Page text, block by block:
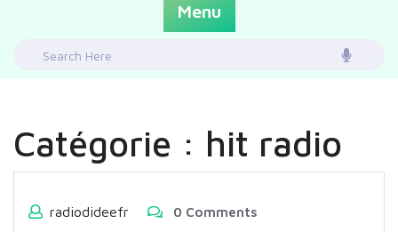
Menu
Search
Catégorie : hit radio
radiodideefr 0 Comments